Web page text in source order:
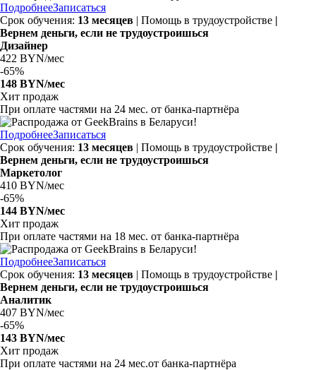
ПодробнееЗаписаться
Срок обучения: 13 месяцев | Помощь в трудоустройстве |
Вернем деньги, если не трудоустроишься
Дизайнер
422 BYN/мес
-65%
148 BYN/мес
Хит продаж
При оплате частями на 24 мес. от банка-партнёра
ПодробнееЗаписаться
Срок обучения: 13 месяцев | Помощь в трудоустройстве |
Вернем деньги, если не трудоустроишься
Маркетолог
410 BYN/мес
-65%
144 BYN/мес
Хит продаж
При оплате частями на 18 мес. от банка-партнёра
ПодробнееЗаписаться
Срок обучения: 13 месяцев | Помощь в трудоустройстве |
Вернем деньги, если не трудоустроишься
Аналитик
407 BYN/мес
-65%
143 BYN/мес
Хит продаж
При оплате частями на 24 мес.от банка-партнёра